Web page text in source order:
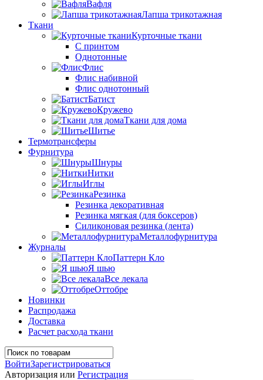
Вафля
Лапша трикотажная
Ткани
Курточные ткани
С принтом
Однотонные
Флис
Флис набивной
Флис однотонный
Батист
Кружево
Ткани для дома
Шитье
Термотрансферы
Фурнитура
Шнуры
Нитки
Иглы
Резинка
Резинка декоративная
Резинка мягкая (для боксеров)
Силиконовая резинка (лента)
Металлофурнитура
Журналы
Паттерн Кло
Я шью
Все лекала
Оттобре
Новинки
Распродажа
Доставка
Расчет расхода ткани
ВойтиЗарегистрироваться
Авторизация или Регистрация